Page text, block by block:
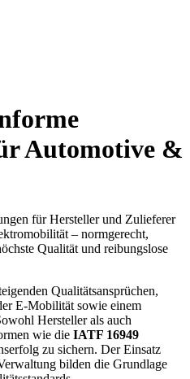
Automotive &
für Hersteller und Zulieferer
– normgerecht,
Qualität und reibungslose
Qualitätsansprüchen,
E-Mobilität sowie einem
Hersteller als auch
wie die IATF 16949
zu sichern. Der Einsatz
bilden die Grundlage